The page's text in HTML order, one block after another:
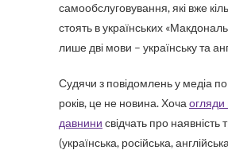
самообслуговування, які вже
стоять в українських
лише дві мови – українську та
Судячи з повідомлень у медіа
років, це не новина. Хоча огляди
давнини свідчать про наявність
(українська, російська,